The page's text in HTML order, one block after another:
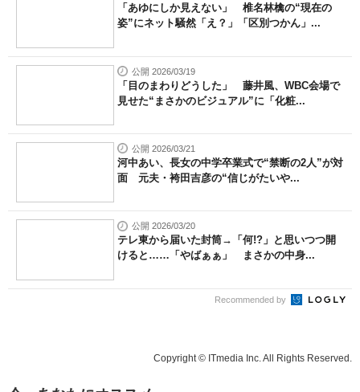
「あゆにしか見えない」 椎名林檎の“現在の
姿”にネット騒然「え？」「区別つかん」...
公開 2026/03/19
「目のまわりどうした」 藤井風、WBC会場で
見せた“まさかのビジュアル”に「化粧...
公開 2026/03/21
河中あい、長女の中学卒業式で“禁断の2人”が対
面 元夫・袴田吉彦の“信じがたいや...
公開 2026/03/20
テレ東から届いた封筒→「何!?」と思いつつ開
けると……「やばぁぁ」 まさかの中身...
Recommended by
Copyright © ITmedia Inc. All Rights Reserved.